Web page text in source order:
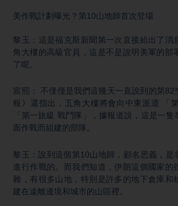
美作戰計劃曝光？第10山地師首次登場
黎玉：這是福克斯新聞第一次直接給出了消
角大樓的高級官員，這是不是說明美軍的部
了呢。
宸熙： 不僅僅是我們這幾天一直說到的第82
報》還指出，五角大樓將會向中東派遣 「
「第一旅級 戰鬥隊」，據報道說，這是一
面作戰而組建的部隊。
黎玉：說到這個第10山地師，顧名思義，是
進行作戰的。而我們知道，伊朗這個國家的
雜，有很多山地，特別是許多的地下倉庫和
建在遠離邊境和城市的山區裡。